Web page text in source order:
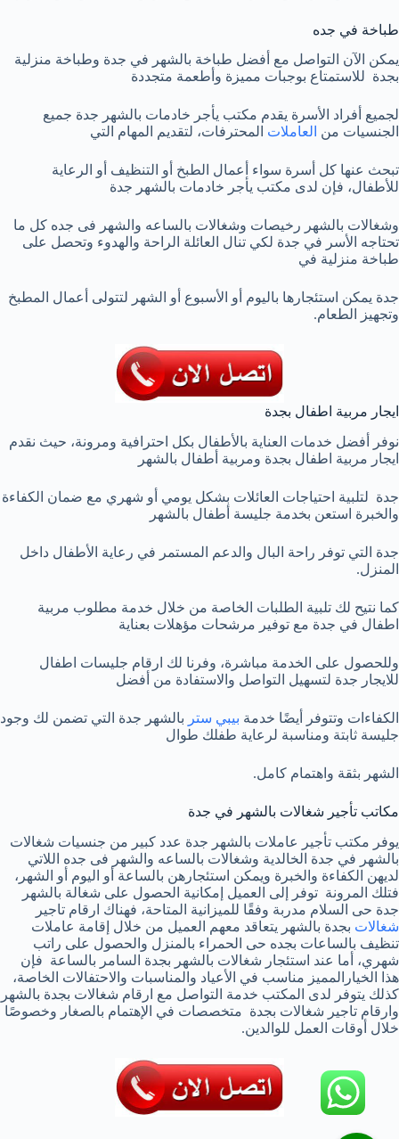
طباخة في جده
يمكن الآن التواصل مع أفضل طباخة بالشهر في جدة وطباخة منزلية
بجدة للاستمتاع بوجبات مميزة وأطعمة متجددة
لجميع أفراد الأسرة يقدم مكتب يأجر خادمات بالشهر جدة جميع
الجنسيات من العاملات المحترفات، لتقديم المهام التي
تبحث عنها كل أسرة سواء أعمال الطبخ أو التنظيف أو الرعاية
للأطفال، فإن لدى مكتب يأجر خادمات بالشهر جدة
وشغالات بالشهر رخيصات وشغالات بالساعه والشهر فى جده كل ما
تحتاجه الأسر في جدة لكي تنال العائلة الراحة والهدوء وتحصل على
طباخة منزلية في
جدة يمكن استئجارها باليوم أو الأسبوع أو الشهر لتتولى أعمال المطبخ
وتجهيز الطعام.
ايجار مربية اطفال بجدة
نوفر أفضل خدمات العناية بالأطفال بكل احترافية ومرونة، حيث نقدم
ايجار مربية اطفال بجدة ومربية أطفال بالشهر
جدة لتلبية احتياجات العائلات بشكل يومي أو شهري مع ضمان الكفاءة
والخبرة استعن بخدمة جليسة أطفال بالشهر
جدة التي توفر راحة البال والدعم المستمر في رعاية الأطفال داخل
المنزل.
كما نتيح لك تلبية الطلبات الخاصة من خلال خدمة مطلوب مربية
اطفال في جدة مع توفير مرشحات مؤهلات بعناية
وللحصول على الخدمة مباشرة، وفرنا لك ارقام جليسات اطفال
للايجار جدة لتسهيل التواصل والاستفادة من أفضل
الكفاءات وتتوفر أيضًا خدمة بيبي ستر بالشهر جدة التي تضمن لك وجود
جليسة ثابتة ومناسبة لرعاية طفلك طوال
الشهر بثقة واهتمام كامل.
مكاتب تأجير شغالات بالشهر في جدة
يوفر مكتب تأجير عاملات بالشهر جدة عدد كبير من جنسيات شغالات
بالشهر في جدة الخالدية وشغالات بالساعه والشهر فى جده اللاتي
لديهن الكفاءة والخبرة ويمكن استئجارهن بالساعة أو اليوم أو الشهر،
فتلك المرونة توفر إلى العميل إمكانية الحصول على شغالة بالشهر
جدة حى السلام مدربة وفقًا للميزانية المتاحة، فهناك ارقام تاجير
شغالات بجدة بالشهر يتعاقد معهم العميل من خلال إقامة عاملات
تنظيف بالساعات بجده حى الحمراء بالمنزل والحصول على راتب
شهري، أما عند استئجار شغالات بالشهر بجدة السامر بالساعة فإن
هذا الخيارالمميز مناسب في الأعياد والمناسبات والاحتفالات الخاصة،
كذلك يتوفر لدى المكتب خدمة التواصل مع ارقام شغالات بجدة بالشهر
وارقام تاجير شغالات بجدة متخصصات في الإهتمام بالصغار وخصوصًا
خلال أوقات العمل للوالدين.